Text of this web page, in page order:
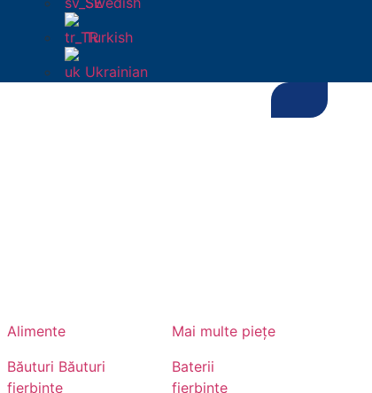
Turkish
Ukrainian
Alimente
Băuturi Băuturi
fierbinte
Mai multe piețe
Baterii
fierbinte